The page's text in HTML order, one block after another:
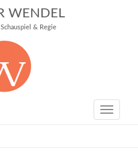
WENDEL
& Regie
Toggle